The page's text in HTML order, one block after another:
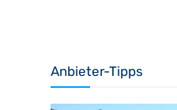
Anbieter-Tipps